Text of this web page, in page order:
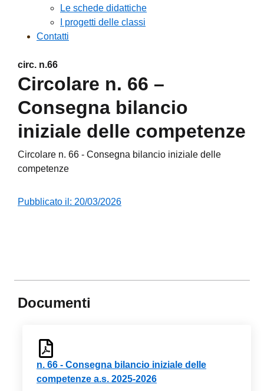
Le schede didattiche
I progetti delle classi
Contatti
circ. n.66
Circolare n. 66 –
Consegna bilancio
iniziale delle competenze
Circolare n. 66 - Consegna bilancio iniziale delle
competenze
Pubblicato il: 20/03/2026
Documenti
n. 66 - Consegna bilancio iniziale delle
competenze a.s. 2025-2026